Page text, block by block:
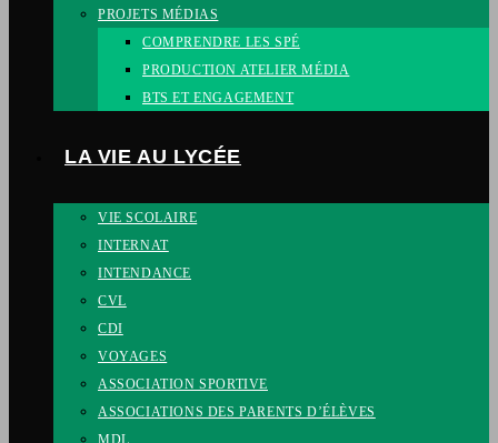
PROJETS MÉDIAS
COMPRENDRE LES SPÉ
PRODUCTION ATELIER MÉDIA
BTS ET ENGAGEMENT
LA VIE AU LYCÉE
VIE SCOLAIRE
INTERNAT
INTENDANCE
CVL
CDI
VOYAGES
ASSOCIATION SPORTIVE
ASSOCIATIONS DES PARENTS D’ÉLÈVES
MDL